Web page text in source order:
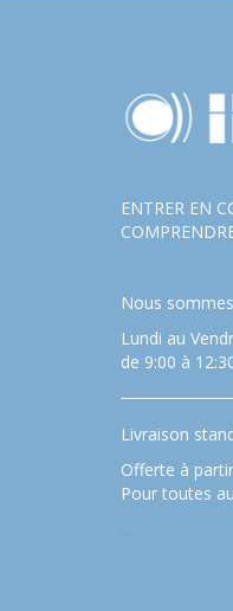
ENTRER EN
Nous
Lundi au
de 9:00 à
Livraison
Offerte à
Pour toutes
…